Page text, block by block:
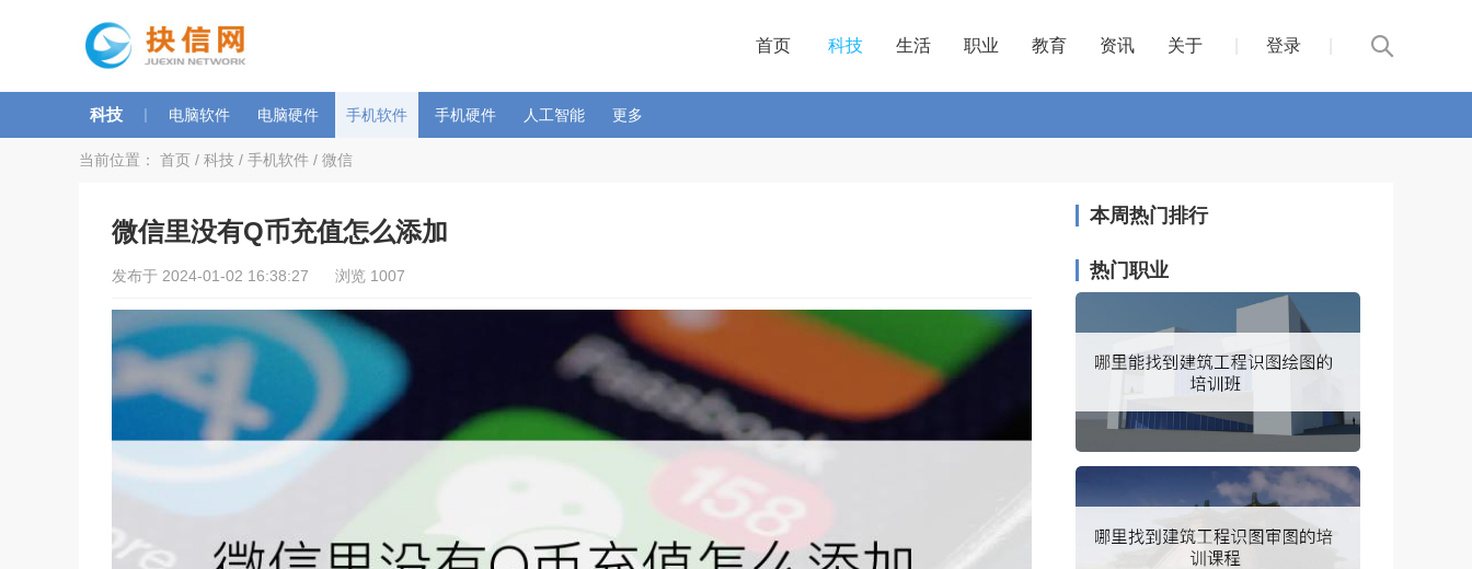
首页 科技 生活 职业 教育 资讯 关于 登录
科技 | 电脑软件 电脑硬件 手机软件 手机硬件 人工智能 更多
当前位置： 首页 / 科技 / 手机软件 / 微信
微信里没有Q币充值怎么添加
发布于 2024-01-02 16:38:27 浏览 1007
本周热门排行
热门职业